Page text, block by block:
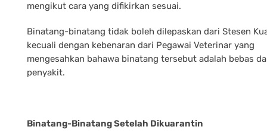
mengikut cara yang difikirkan sesuai.
Binatang-binatang tidak boleh dilepaskan dari Stesen
kecuali dengan kebenaran dari Pegawai Veterinar yang
mengesahkan bahawa binatang tersebut adalah bebas
penyakit.
Binatang-Binatang Setelah Dikuarantin